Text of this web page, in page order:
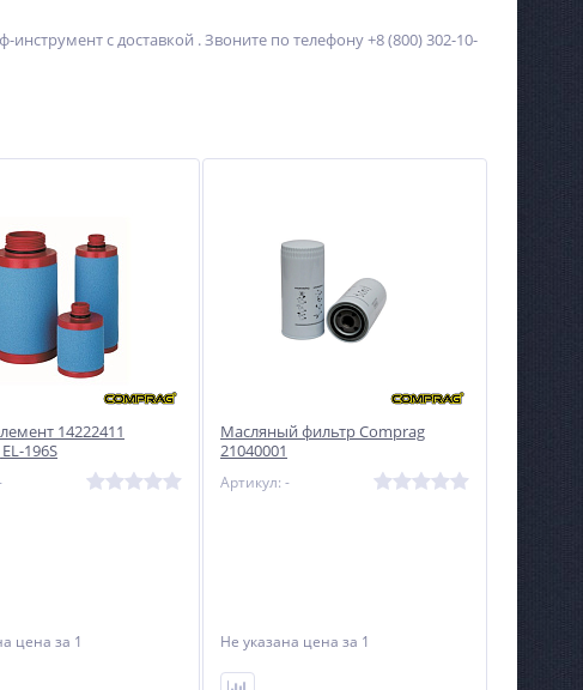
NEW
Фреза Neway CU134 - 15°
Не указана цена
Сварочный полуавтомат
Циклон ПДИ-181
28 175
с доставкой . Звоните по телефону +8 (800) 302-10-
14222411
196S
цена за 1
Масляный фильтр Comprag
21040001
Артикул: -
Не указана цена за 1